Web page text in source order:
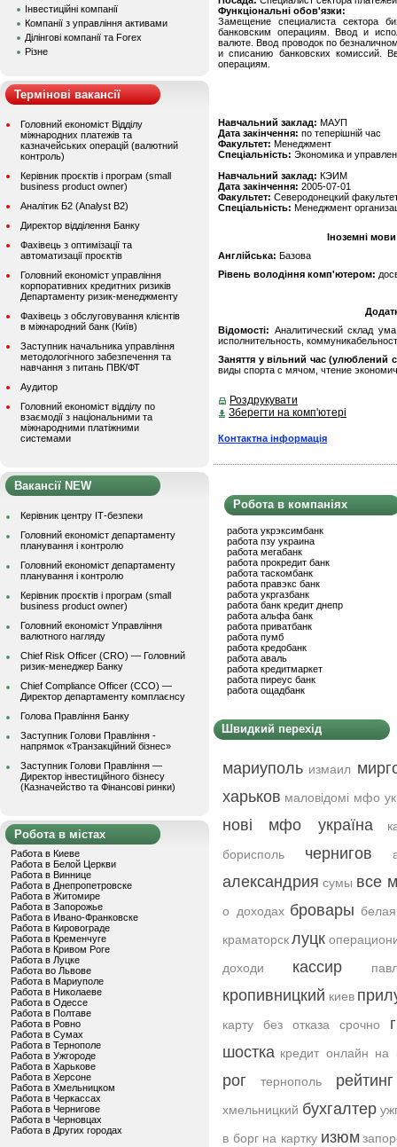
Інвестиційні компанії
Компанії з управління активами
Ділінгові компанії та Forex
Різне
Термінові вакансії
Головний економіст Відділу
міжнародних платежів та
казначейських операцій (валютний
контроль)
Керівник проєктів і програм (small
business product owner)
Аналітик Б2 (Analyst B2)
Директор відділення Банку
Фахівець з оптимізації та
автоматизації проєктів
Головний економіст управління
корпоративних кредитних ризиків
Департаменту ризик-менеджменту
Фахівець з обслуговування клієнтів
в міжнародний банк (Київ)
Заступник начальника управління
методологічного забезпечення та
навчання з питань ПВК/ФТ
Аудитор
Головний економіст відділу по
взаємодії з національними та
міжнародними платіжними
системами
Вакансії NEW
Керівник центру ІТ-безпеки
Головний економіст департаменту
планування і контролю
Головний економіст департаменту
планування і контролю
Керівник проєктів і програм (small
business product owner)
Головний економіст Управління
валютного нагляду
Chief Risk Officer (CRO) — Головний
ризик-менеджер Банку
Chief Compliance Officer (CCO) —
Директор департаменту комплаєнсу
Голова Правління Банку
Заступник Голови Правління -
напрямок «Транзакційний бізнес»
Заступник Голови Правління —
Директор інвестиційного бізнесу
(Казначейство та Фінансові ринки)
Робота в містах
Работа в Киеве
Работа в Белой Церкви
Работа в Виннице
Работа в Днепропетровске
Работа в Житомире
Работа в Запорожье
Работа в Ивано-Франковске
Работа в Кировограде
Работа в Кременчуге
Работа в Кривом Роге
Работа в Луцке
Работа во Львове
Работа в Мариуполе
Работа в Николаеве
Работа в Одессе
Работа в Полтаве
Работа в Ровно
Работа в Сумах
Работа в Тернополе
Работа в Ужгороде
Работа в Харькове
Работа в Херсоне
Работа в Хмельницком
Работа в Черкассах
Работа в Чернигове
Работа в Черновцах
Работа в Других городах
Функціональні обов'язки:
Замещение специалиста сектора
банковским операциям. Ввод и
валюте. Ввод проводок по
и списанию банковских комиссий.
операциям.
Навчальний заклад: МАУП
Дата закінчення: по теперішній час
Факультет: Менеджмент
Спеціальність: Экономика и
Навчальний заклад: КЭИМ
Дата закінчення: 2005-07-01
Факультет: Северодонецкий
Спеціальність: Менеджмент
Іноземні
Англійська: Базова
Рівень володіння комп'ютером:
Відомості: Аналитический склад
исполнительность,
Заняття у вільний час (улюблений
виды спорта с мячом, чтение
Роздрукувати
Зберегти на комп'ютері
Контактна інформація
Робота в компаніях
работа укрэксимбанк
работа пзу украина
работа мегабанк
работа прокредит банк
работа таскомбанк
работа правэкс банк
работа укргазбанк
работа банк кредит днепр
работа альфа банк
работа приватбанк
работа пумб
работа кредобанк
работа аваль
работа кредитмаркет
работа пиреус банк
работа ощадбанк
Швидкий перехід
мариуполь измаил
харьков маловідомі мфо
нові мфо україна
борисполь
чернигов
александрия сумы все
о доходах бровары
краматорск луцк
доходи
кассир
кропивницкий киев
карту без отказа срочно
шостка кредит онлайн на
рог тернополь
хмельницкий бухгалтер
в борг на картку изюм